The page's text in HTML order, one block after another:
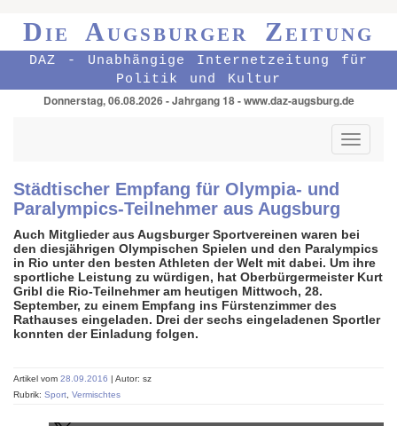
Die Augsburger Zeitung
DAZ - Unabhängige Internetzeitung für
Politik und Kultur
Donnerstag, 06.08.2026 - Jahrgang 18 - www.daz-augsburg.de
Toggle
Städtischer Empfang für Olympia- und
Paralympics-Teilnehmer aus Augsburg
Auch Mitglieder aus Augsburger Sportvereinen waren bei
den diesjährigen Olympischen Spielen und den Paralympics
in Rio unter den besten Athleten der Welt mit dabei. Um ihre
sportliche Leistung zu würdigen, hat Oberbürgermeister Kurt
Gribl die Rio-Teilnehmer am heutigen Mittwoch, 28.
September, zu einem Empfang ins Fürstenzimmer des
Rathauses eingeladen. Drei der sechs eingeladenen Sportler
konnten der Einladung folgen.
Artikel vom 28.09.2016 | Autor: sz
Rubrik: Sport Vermischtes